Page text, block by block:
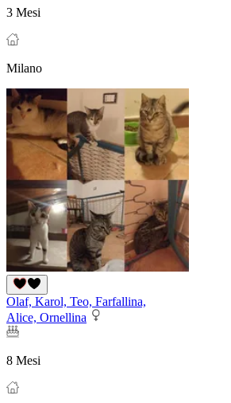
3 Mesi
Milano
Olaf, Karol, Teo, Farfallina,
Alice, Ornellina
8 Mesi